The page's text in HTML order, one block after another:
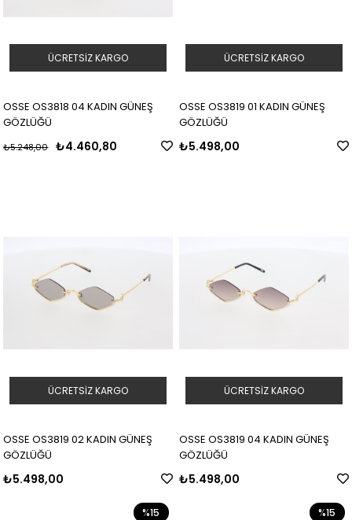
OSSE OS3818 04 KADIN GÜNEŞ
GÖZLÜĞÜ
₺4.460,80
₺5.248,00
ÜCRETSIZ KARGO
OSSE OS3819 01 KADIN GÜNEŞ
GÖZLÜĞÜ
₺5.498,00
ÜCRETSIZ KARGO
OSSE OS3819 02 KADIN GÜNEŞ
GÖZLÜĞÜ
₺5.498,00
ÜCRETSIZ KARGO
OSSE OS3819 04 KADIN GÜNEŞ
GÖZLÜĞÜ
₺5.498,00
ÜCRETSIZ KARGO
%15 %15